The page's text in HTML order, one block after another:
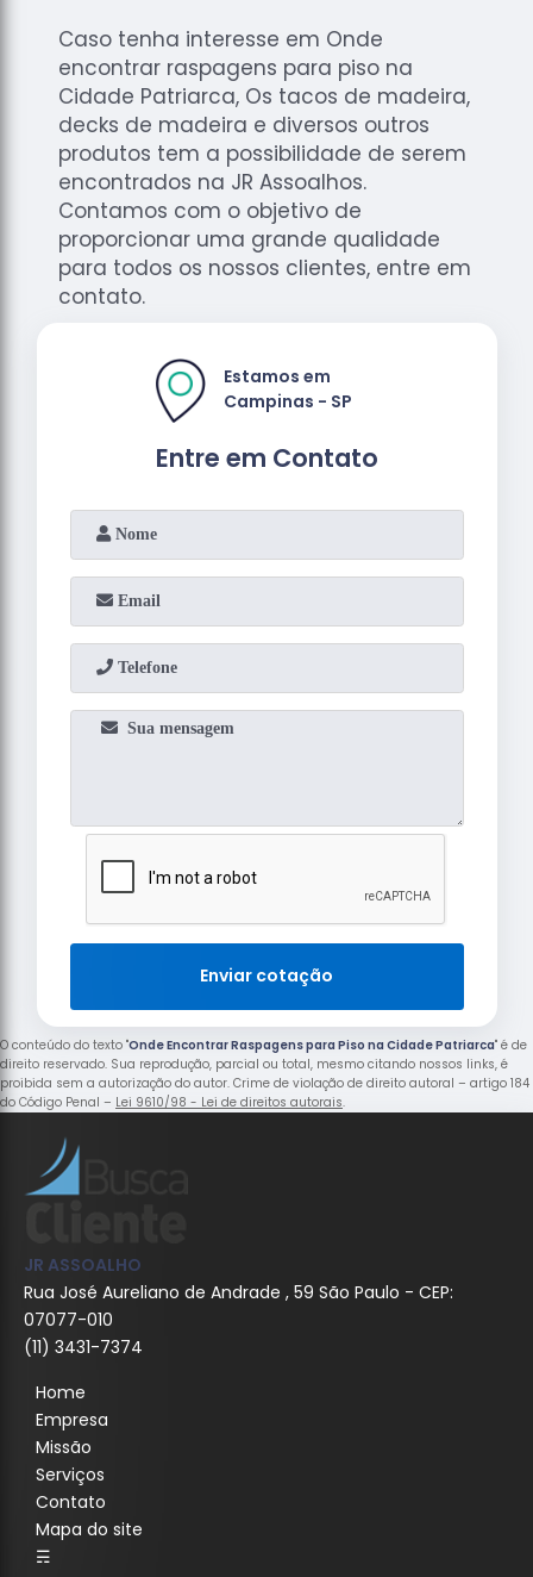
Caso tenha interesse em Onde
encontrar raspagens para piso na
Cidade Patriarca, Os tacos de madeira,
decks de madeira e diversos outros
produtos tem a possibilidade de serem
encontrados na JR Assoalhos.
Contamos com o objetivo de
proporcionar uma grande qualidade
para todos os nossos clientes, entre em
contato.
Entre em Contato
Estamos em
Campinas - SP
Enviar cotação
O conteúdo do texto "Onde Encontrar Raspagens para Piso na Cidade Patriarca" é de
direito reservado. Sua reprodução, parcial ou total, mesmo citando nossos links, é
proibida sem a autorização do autor. Crime de violação de direito autoral – artigo 184
do Código Penal – Lei 9610/98 - Lei de direitos autorais.
JR ASSOALHO
Rua José Aureliano de Andrade , 59 São Paulo - CEP:
07077-010
(11) 3431-7374
Home
Empresa
Missão
Serviços
Contato
Mapa do site
☴